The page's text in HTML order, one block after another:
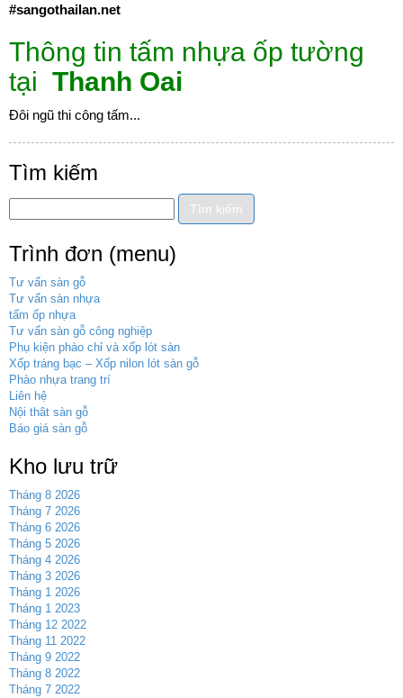
#sangothailan.net
Thông tin tấm nhựa ốp tường
tại Thanh Oai
Đôi ngũ thi công tấm...
Tìm kiếm
Trình đơn (menu)
Tư vấn sàn gỗ
Tư vấn sàn nhựa
tấm ốp nhựa
Tư vấn sàn gỗ công nghiệp
Phụ kiện phào chỉ và xốp lót sàn
Xốp tráng bạc – Xốp nilon lót sàn gỗ
Phào nhựa trang trí
Liên hệ
Nội thât sàn gỗ
Báo giá sàn gỗ
Kho lưu trữ
Tháng 8 2026
Tháng 7 2026
Tháng 6 2026
Tháng 5 2026
Tháng 4 2026
Tháng 3 2026
Tháng 1 2026
Tháng 1 2023
Tháng 12 2022
Tháng 11 2022
Tháng 9 2022
Tháng 8 2022
Tháng 7 2022